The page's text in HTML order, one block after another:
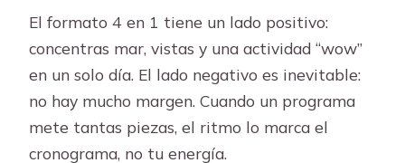
El formato 4 en 1 tiene un lado positivo:
concentras mar, vistas y una actividad “wow”
en un solo día. El lado negativo es inevitable:
no hay mucho margen. Cuando un programa
mete tantas piezas, el ritmo lo marca el
cronograma, no tu energía.